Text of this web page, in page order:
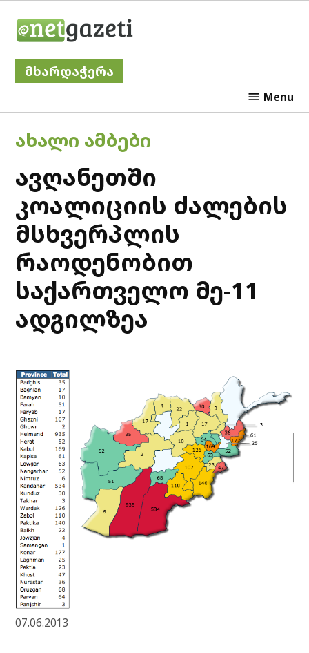
მხარდაჭერა
Menu
POSTED
ᲐᲮᲐᲚᲘ ᲐᲛᲑᲔᲑᲘ
ავღანეთში
კოალიციის ძალების
მსხვერპლის
რაოდენობით
საქართველო მე-11
ადგილზეა
07.06.2013